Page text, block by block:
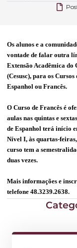
Os alunos e a
vontade de falar outra
Extensão Acadêmica do
(Cesusc), para os
Espanhol ou Francês.
O Curso de Francês é
aulas nas quintas e
de Espanhol terá início
Nível I, às quartas-
curso tem a
duas vezes.
Mais informações e
telefone 48.3239.2638.